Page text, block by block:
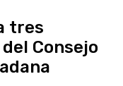
tres
Consejo